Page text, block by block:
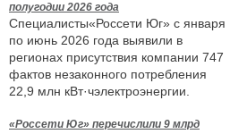
полугодии 2026 года
Специалисты«Россети Юг» с января
по июнь 2026 года выявили в
регионах присутствия компании 747
фактов незаконного потребления
22,9 млн кВт·чэлектроэнергии.
«Россети Юг» перечислили 9 млрд